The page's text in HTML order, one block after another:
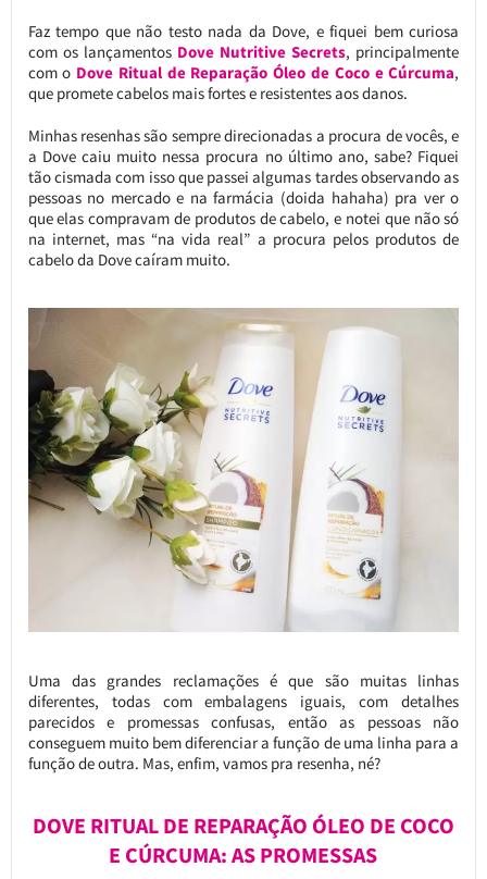
Faz tempo que não testo nada da Dove, e fiquei bem curiosa
com os lançamentos Dove Nutritive Secrets, principalmente
com o Dove Ritual de Reparação Óleo de Coco e Cúrcuma,
que promete cabelos mais fortes e resistentes aos danos.
Minhas resenhas são sempre direcionadas a procura de vocês, e
a Dove caiu muito nessa procura no último ano, sabe? Fiquei
tão cismada com isso que passei algumas tardes observando as
pessoas no mercado e na farmácia (doida hahaha) pra ver o
que elas compravam de produtos de cabelo, e notei que não só
na internet, mas “na vida real” a procura pelos produtos de
cabelo da Dove caíram muito.
Uma das grandes reclamações é que são muitas linhas
diferentes, todas com embalagens iguais, com detalhes
parecidos e promessas confusas, então as pessoas não
conseguem muito bem diferenciar a função de uma linha para a
função de outra. Mas, enfim, vamos pra resenha, né?
DOVE RITUAL DE REPARAÇÃO ÓLEO DE COCO
E CÚRCUMA: AS PROMESSAS